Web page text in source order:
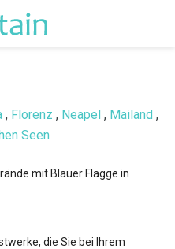
, Florenz , Neapel , Mailand ,
Seen
mit Blauer Flagge in
die Sie bei Ihrem